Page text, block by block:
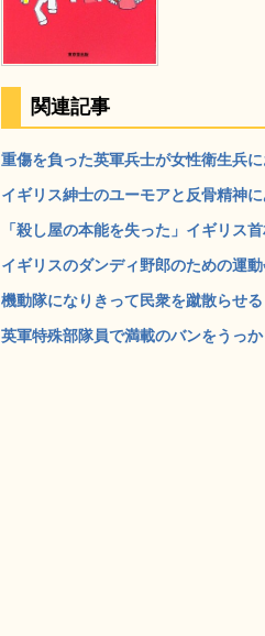
関連記事
重傷を負った英軍兵士が女性衛生兵
イギリス紳士のユーモアと反骨精神
「殺し屋の本能を失った」イギリス
イギリスのダンディ野郎のための運
機動隊になりきって民衆を蹴散らせ
英軍特殊部隊員で満載のバンをうっ